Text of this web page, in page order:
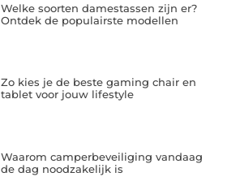
Welke soorten damestassen zijn er?
Ontdek de populairste modellen
Zo kies je de beste gaming chair en
tablet voor jouw lifestyle
Waarom camperbeveiliging vandaag
de dag noodzakelijk is